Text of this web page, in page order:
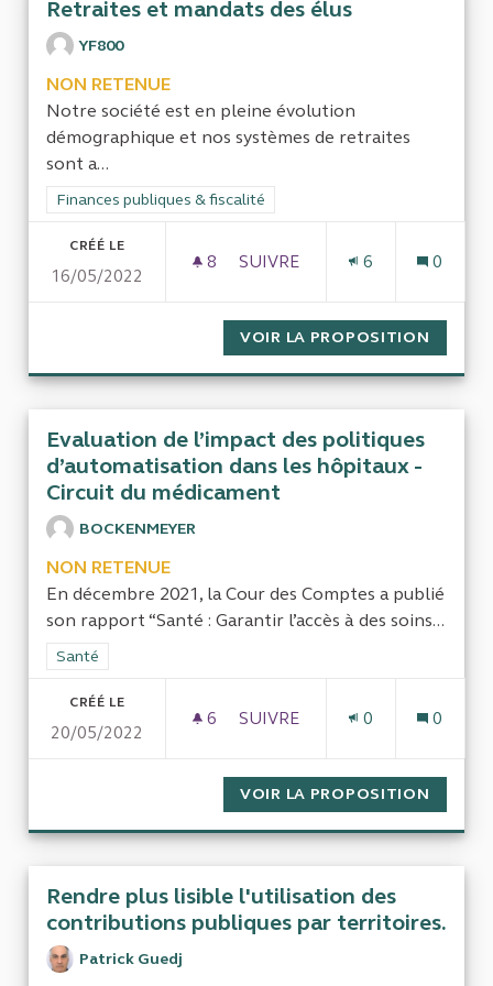
Retraites et mandats des élus
YF800
NON RETENUE
Notre société est en pleine évolution
démographique et nos systèmes de retraites
sont a...
Filtrer les résultats de la catégorie : Finances publiques &
Finances publiques & fiscalité
CRÉÉ LE
16/05/2022
8 8 ABONNÉS
SUIVRE
6 0
VOIR LA PROPOSITION
Evaluation de l’impact des politiques
d’automatisation dans les hôpitaux -
Circuit du médicament
BOCKENMEYER
NON RETENUE
En décembre 2021, la Cour des Comptes a publié
son rapport “Santé : Garantir l’accès à des soins...
Filtrer les résultats de la catégorie : Santé
Santé
CRÉÉ LE
20/05/2022
6 6 ABONNÉS
SUIVRE
0 0
VOIR LA PROPOSITION
Rendre plus lisible l'utilisation des
contributions publiques par territoires.
Patrick Guedj